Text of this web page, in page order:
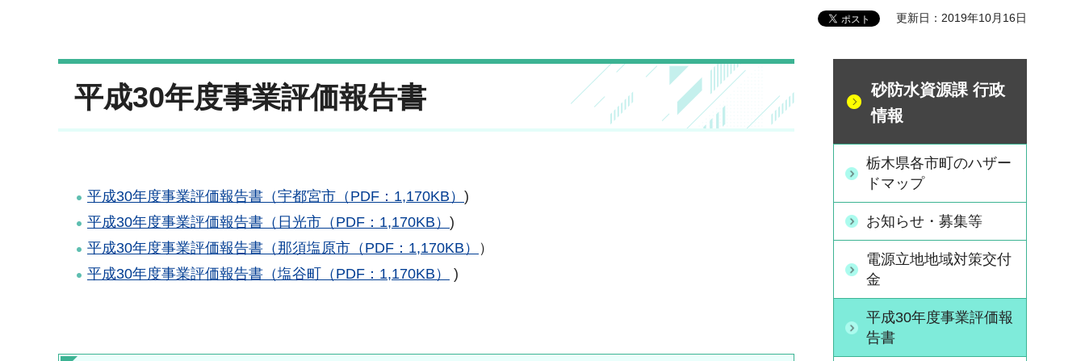
更新日：2019年10月16日
平成30年度事業評価報告書
平成30年度事業評価報告書（宇都宮市（PDF：1,170KB） )
平成30年度事業評価報告書（日光市（PDF：1,170KB） )
平成30年度事業評価報告書（那須塩原市（PDF：1,170KB）
）
平成30年度事業評価報告書（塩谷町（PDF：1,170KB）
)
砂防水資源課 行政
情報
栃木県各市町のハザー
ドマップ
お知らせ・募集等
電源立地地域対策交付
金
平成30年度事業評価報
告書